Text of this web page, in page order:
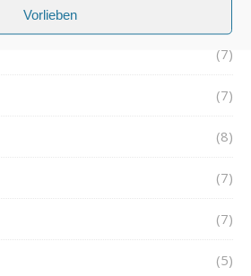
Vorlieben
(7)
(7)
(8)
(7)
(7)
(5)